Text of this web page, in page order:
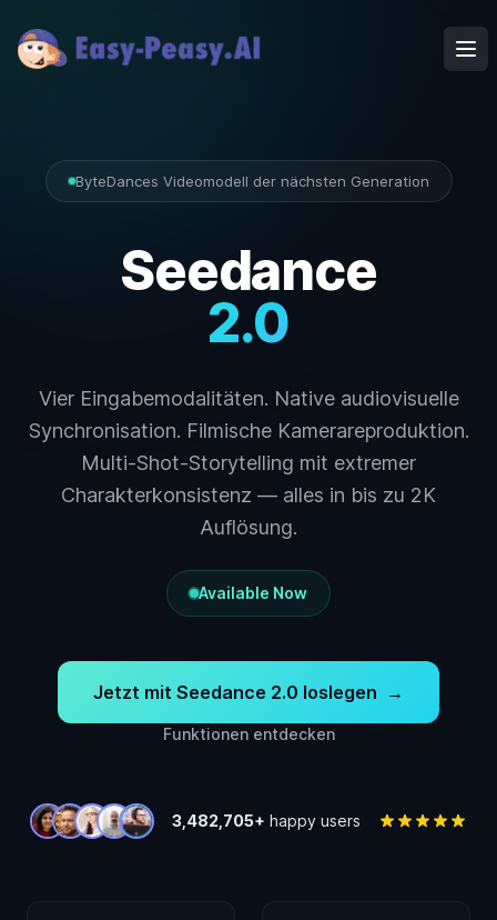
ByteDances Videomodell der nächsten Generation
Seedance
2.0
Vier Eingabemodalitäten. Native audiovisuelle
Synchronisation. Filmische Kamerareproduktion.
Multi-Shot-Storytelling mit extremer
Charakterkonsistenz — alles in bis zu 2K
Auflösung.
Available Now
Jetzt mit Seedance 2.0 loslegen →
Funktionen entdecken
3,482,705+ happy users